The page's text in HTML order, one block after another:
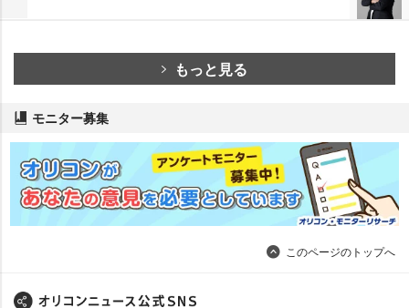
もっと見る
モニター募集
このページのトップへ